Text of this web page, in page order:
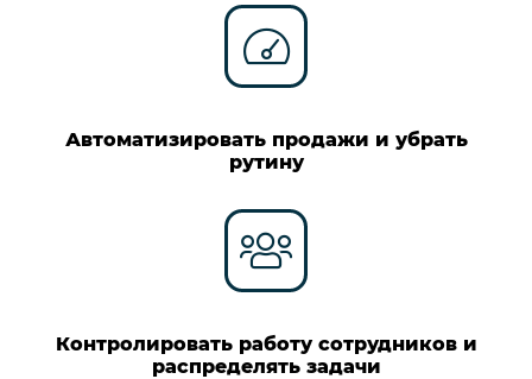
Автоматизировать продажи и убрать
рутину
Контролировать работу сотрудников и
распределять задачи